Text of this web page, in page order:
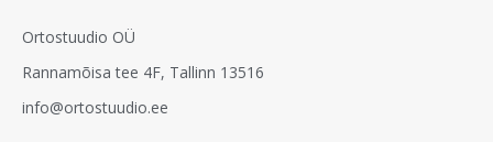
Ortostuudio OÜ
Rannamõisa tee 4F, Tallinn 13516
info@ortostuudio.ee